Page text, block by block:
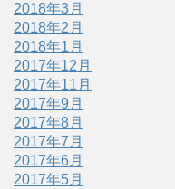
2018年3月
2018年2月
2018年1月
2017年12月
2017年11月
2017年9月
2017年8月
2017年7月
2017年6月
2017年5月